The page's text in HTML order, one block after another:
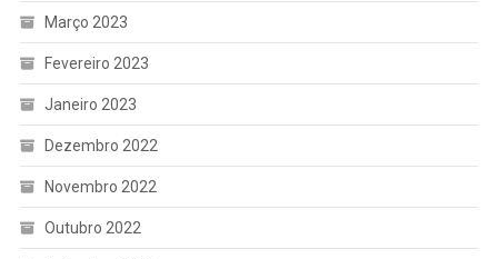
Março 2023
Fevereiro 2023
Janeiro 2023
Dezembro 2022
Novembro 2022
Outubro 2022